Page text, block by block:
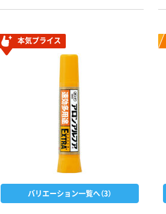
本気プライス
バリエーション一覧へ（3）